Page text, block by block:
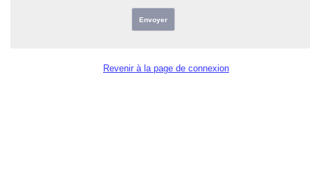
Envoyer
Revenir à la page de connexion